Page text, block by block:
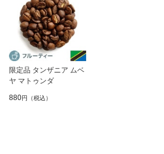
限定品 タンザニア ムベ
ヤ マトゥンダ
880円（税込）